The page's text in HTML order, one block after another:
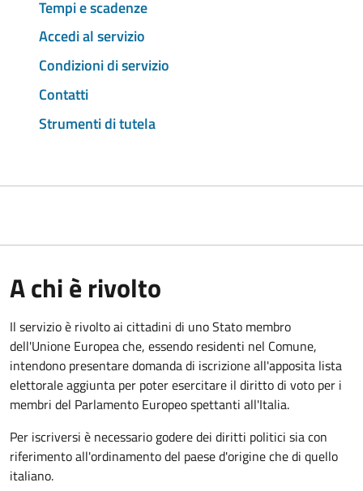
Tempi e scadenze
Accedi al servizio
Condizioni di servizio
Contatti
Strumenti di tutela
A chi è rivolto
Il servizio è rivolto ai cittadini di uno Stato membro
dell'Unione Europea che, essendo residenti nel Comune,
intendono presentare domanda di iscrizione all'apposita lista
elettorale aggiunta per poter esercitare il diritto di voto per i
membri del Parlamento Europeo spettanti all'Italia.
Per iscriversi è necessario godere dei diritti politici sia con
riferimento all'ordinamento del paese d'origine che di quello
italiano.